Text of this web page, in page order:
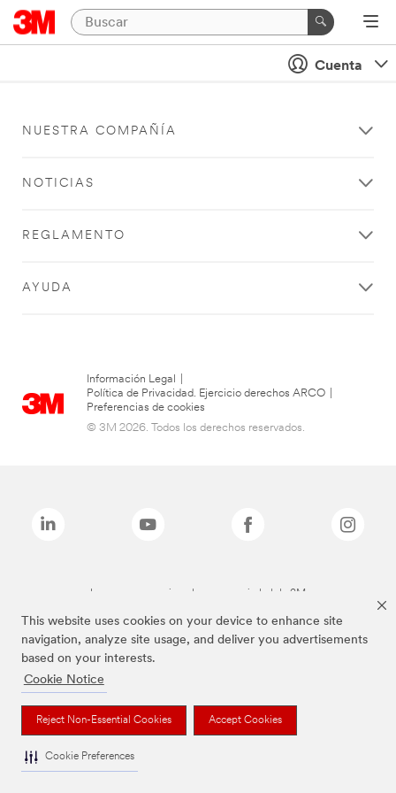
This website uses cookies on your device to enhance site
navigation, analyze site usage, and deliver you advertisements
based on your interests.
Cookie Notice
Reject Non-Essential Cookies Accept Cookies
Cookie Preferences
Cuenta
NUESTRA COMPAÑÍA
NOTICIAS
REGLAMENTO
AYUDA
Información Legal
Política de Privacidad. Ejercicio derechos ARCO
Preferencias de cookies
© 3M 2026. Todos los derechos reservados.
Las marcas mencionadas son propiedad de 3M